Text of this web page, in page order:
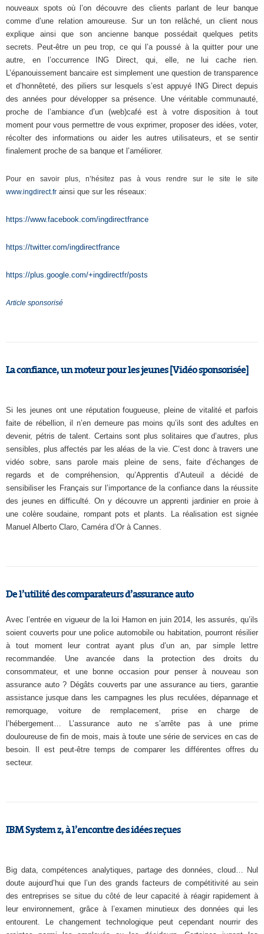
nouveaux spots où l’on découvre des clients parlant de leur banque
comme d’une relation amoureuse. Sur un ton relâché, un client nous
explique ainsi que son ancienne banque possédait quelques petits
secrets. Peut-être un peu trop, ce qui l’a poussé à la quitter pour une
autre, en l’occurrence ING Direct, qui, elle, ne lui cache rien.
L’épanouissement bancaire est simplement une question de transparence
et d’honnêteté, des piliers sur lesquels s’est appuyé ING Direct depuis
des années pour développer sa présence. Une véritable communauté,
proche de l’ambiance d’un (web)café est à votre disposition à tout
moment pour vous permettre de vous exprimer, proposer des idées, voter,
récolter des informations ou aider les autres utilisateurs, et se sentir
finalement proche de sa banque et l’améliorer.
Pour en savoir plus, n’hésitez pas à vous rendre sur le site le site
www.ingdirect.fr ainsi que sur les réseaux:
https://www.facebook.com/ingdirectfrance
https://twitter.com/ingdirectfrance
https://plus.google.com/+ingdirectfr/posts
Article sponsorisé
La confiance, un moteur pour les jeunes [Vidéo sponsorisée]
Si les jeunes ont une réputation fougueuse, pleine de vitalité et parfois
faite de rébellion, il n’en demeure pas moins qu’ils sont des adultes en
devenir, pétris de talent. Certains sont plus solitaires que d’autres, plus
sensibles, plus affectés par les aléas de la vie. C’est donc à travers une
vidéo sobre, sans parole mais pleine de sens, faite d’échanges de
regards et de compréhension, qu’Apprentis d’Auteuil a décidé de
sensibiliser les Français sur l’importance de la confiance dans la réussite
des jeunes en difficulté. On y découvre un apprenti jardinier en proie à
une colère soudaine, rompant pots et plants. La réalisation est signée
Manuel Alberto Claro, Caméra d’Or à Cannes.
De l’utilité des comparateurs d’assurance auto
Avec l’entrée en vigueur de la loi Hamon en juin 2014, les assurés, qu’ils
soient couverts pour une police automobile ou habitation, pourront résilier
à tout moment leur contrat ayant plus d’un an, par simple lettre
recommandée. Une avancée dans la protection des droits du
consommateur, et une bonne occasion pour penser à nouveau son
assurance auto ? Dégâts couverts par une assurance au tiers, garantie
assistance jusque dans les campagnes les plus reculées, dépannage et
remorquage, voiture de remplacement, prise en charge de
l’hébergement… L’assurance auto ne s’arrête pas à une prime
douloureuse de fin de mois, mais à toute une série de services en cas de
besoin. Il est peut-être temps de comparer les différentes offres du
secteur.
IBM System z, à l’encontre des idées reçues
Big data, compétences analytiques, partage des données, cloud… Nul
doute aujourd’hui que l’un des grands facteurs de compétitivité au sein
des entreprises se situe du côté de leur capacité à réagir rapidement à
leur environnement, grâce à l’examen minutieux des données qui les
entourent. Le changement technologique peut cependant nourrir des